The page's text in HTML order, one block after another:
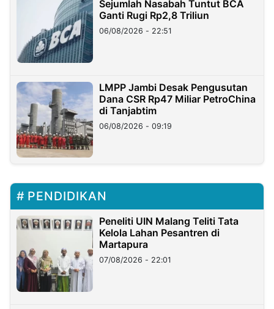
Sejumlah Nasabah Tuntut BCA
Ganti Rugi Rp2,8 Triliun
06/08/2026 - 22:51
LMPP Jambi Desak Pengusutan
Dana CSR Rp47 Miliar PetroChina
di Tanjabtim
06/08/2026 - 09:19
PENDIDIKAN
Peneliti UIN Malang Teliti Tata
Kelola Lahan Pesantren di
Martapura
07/08/2026 - 22:01